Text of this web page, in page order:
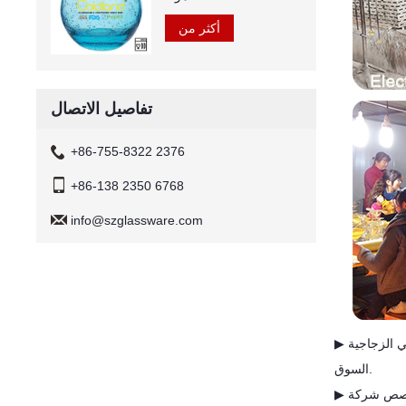
▶ توفر الأواني الزجاجية Sunrise زجاج نبيذ مخصص وإبريق شاي وأكواب بيرة ومزهريات زجاجية وهدايا زجاجية أخرى للعملاء في جميع أنحاء العالم لتلبية احتياجات
أكثر من
تفاصيل الاتصال
+86-755-8322 2376
+86-138 2350 6768
info@szglassware.com